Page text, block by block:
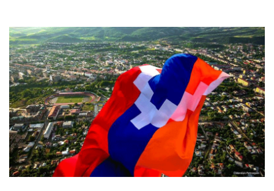
այցելելուց․ Մատվիենկո
06.08.2026 20:30
ՌԴ–ն ՀՀ–ից երկաթուղու կոնցեսիոն
կառավարման մասին պաշտոնական դիմում չի
ստացել. Օվերչուկ
06.08.2026 19:03
Հայաստանյայց Առաքելական Եկեղեցու